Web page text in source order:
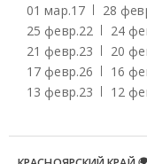
01 мар.17 28
25 февр.22 24
21 февр.23 20
17 февр.26 16
13 февр.23 12